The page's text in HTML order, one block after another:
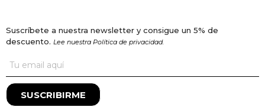
Suscríbete a nuestra newsletter y consigue un 5% de
descuento. Lee nuestra Política de privacidad.
SUSCRIBIRME